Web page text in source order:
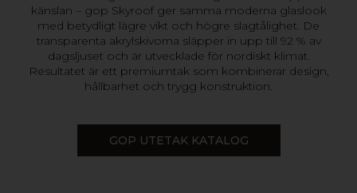
känslan – gop Skyroof ger samma moderna glaslook
med betydligt lägre vikt och högre slagtålighet. De
transparenta akrylskivorna släpper in upp till 92 % av
dagsljuset och är utvecklade för nordiskt klimat.
Resultatet är ett premiumtak som kombinerar design,
hållbarhet och trygg konstruktion.
GOP UTETAK KATALOG